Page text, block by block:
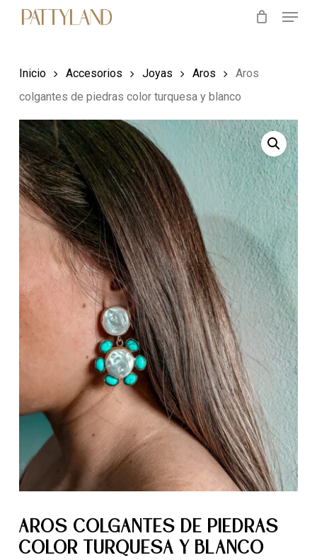
content
Menu
Inicio Accesorios Joyas Aros
Aros
colgantes de piedras color turquesa y blanco
AROS COLGANTES DE PIEDRAS
COLOR TURQUESA Y BLANCO